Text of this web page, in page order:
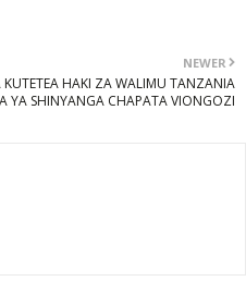
NEWER
HAKI ZA WALIMU TANZANIA
YA SHINYANGA CHAPATA VIONGOZI